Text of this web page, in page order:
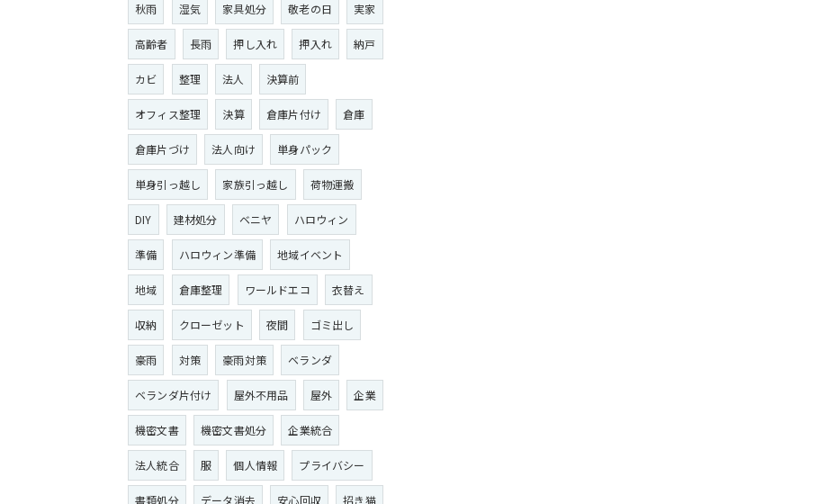
秋雨 湿気 家具処分 敬老の日 実家
高齢者 長雨 押し入れ 押入れ 納戸
カビ 整理 法人 決算前
オフィス整理 決算 倉庫片付け 倉庫
倉庫片づけ 法人向け 単身パック
単身引っ越し 家族引っ越し 荷物運搬
DIY 建材処分 ベニヤ ハロウィン
準備 ハロウィン準備 地域イベント
地域 倉庫整理 ワールドエコ 衣替え
収納 クローゼット 夜間 ゴミ出し
豪雨 対策 豪雨対策 ベランダ
ベランダ片付け 屋外不用品 屋外 企業
機密文書 機密文書処分 企業統合
法人統合 服 個人情報 プライバシー
書類処分 データ消去 安心回収 招き猫